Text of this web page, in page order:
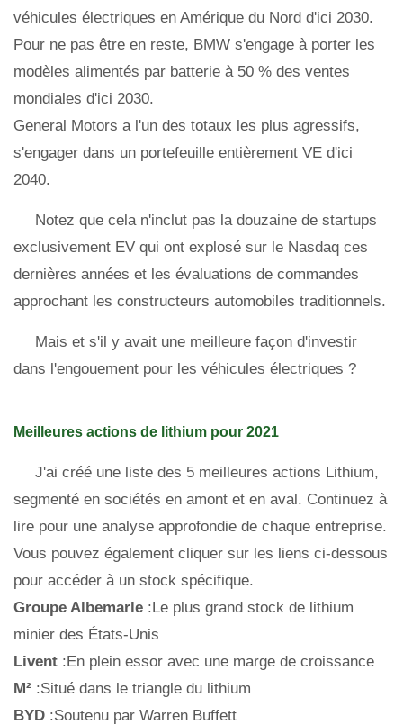
véhicules électriques en Amérique du Nord d'ici 2030.
Pour ne pas être en reste, BMW s'engage à porter les
modèles alimentés par batterie à 50 % des ventes
mondiales d'ici 2030.
General Motors a l'un des totaux les plus agressifs,
s'engager dans un portefeuille entièrement VE d'ici
2040.
Notez que cela n'inclut pas la douzaine de startups
exclusivement EV qui ont explosé sur le Nasdaq ces
dernières années et les évaluations de commandes
approchant les constructeurs automobiles traditionnels.
Mais et s'il y avait une meilleure façon d'investir
dans l'engouement pour les véhicules électriques ?
Meilleures actions de lithium pour 2021
J'ai créé une liste des 5 meilleures actions Lithium,
segmenté en sociétés en amont et en aval. Continuez à
lire pour une analyse approfondie de chaque entreprise.
Vous pouvez également cliquer sur les liens ci-dessous
pour accéder à un stock spécifique.
Groupe Albemarle :Le plus grand stock de lithium
minier des États-Unis
Livent :En plein essor avec une marge de croissance
M² :Situé dans le triangle du lithium
BYD :Soutenu par Warren Buffett